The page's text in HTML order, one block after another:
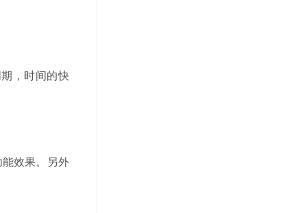
，时间的快
效果。另外